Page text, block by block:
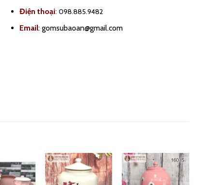
Điện thoại: 098.885.9482
Email:gomsubaoan@gmail.com